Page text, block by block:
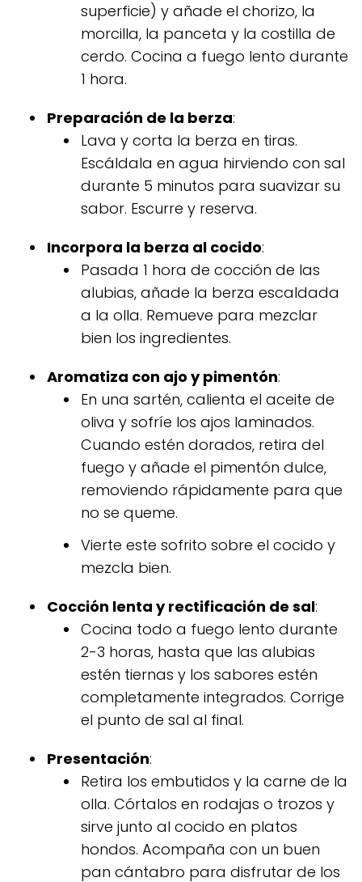
superficie) y añade el chorizo, la
morcilla, la panceta y la costilla de
cerdo. Cocina a fuego lento durante
1 hora.
Preparación de la berza:
Lava y corta la berza en tiras.
Escáldala en agua hirviendo con sal
durante 5 minutos para suavizar su
sabor. Escurre y reserva.
Incorpora la berza al cocido:
Pasada 1 hora de cocción de las
alubias, añade la berza escaldada
a la olla. Remueve para mezclar
bien los ingredientes.
Aromatiza con ajo y pimentón:
En una sartén, calienta el aceite de
oliva y sofríe los ajos laminados.
Cuando estén dorados, retira del
fuego y añade el pimentón dulce,
removiendo rápidamente para que
no se queme.
Vierte este sofrito sobre el cocido y
mezcla bien.
Cocción lenta y rectificación de sal:
Cocina todo a fuego lento durante
2-3 horas, hasta que las alubias
estén tiernas y los sabores estén
completamente integrados. Corrige
el punto de sal al final.
Presentación:
Retira los embutidos y la carne de la
olla. Córtalos en rodajas o trozos y
sirve junto al cocido en platos
hondos. Acompaña con un buen
pan cántabro para disfrutar de los